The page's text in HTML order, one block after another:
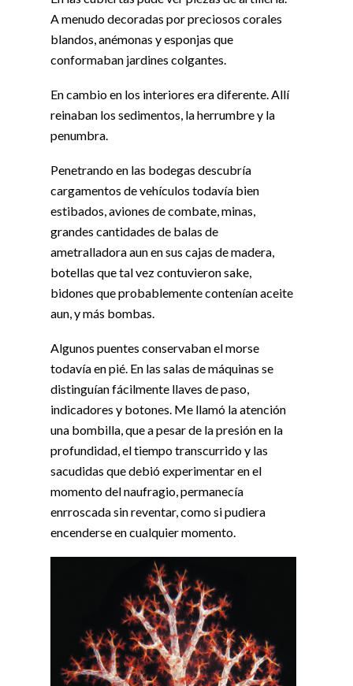
A menudo decoradas por preciosos corales
blandos, anémonas y esponjas que
conformaban jardines colgantes.
En cambio en los interiores era diferente. Allí
reinaban los sedimentos, la herrumbre y la
penumbra.
Penetrando en las bodegas descubría
cargamentos de vehículos todavía bien
estibados, aviones de combate, minas,
grandes cantidades de balas de
ametralladora aun en sus cajas de madera,
botellas que tal vez contuvieron sake,
bidones que probablemente contenían aceite
aun, y más bombas.
Algunos puentes conservaban el morse
todavía en pié. En las salas de máquinas se
distinguían fácilmente llaves de paso,
indicadores y botones. Me llamó la atención
una bombilla, que a pesar de la presión en la
profundidad, el tiempo transcurrido y las
sacudidas que debió experimentar en el
momento del naufragio, permanecía
enrroscada sin reventar, como si pudiera
encenderse en cualquier momento.